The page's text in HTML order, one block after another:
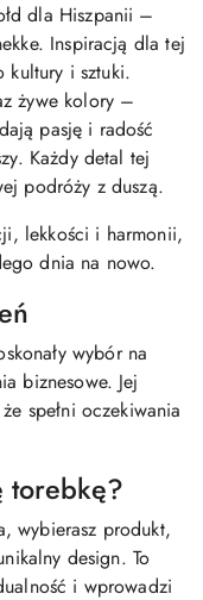
dla Hiszpanii –
Inspiracją dla tej
kultury i sztuki.
żywe kolory –
pasję i radość
Każdy detal tej
podróży z duszą.
lekkości i harmonii,
dnia na nowo.
wybór na
biznesowe. Jej
spełni oczekiwania
torebkę?
wybierasz produkt,
design. To
i wprowadzi